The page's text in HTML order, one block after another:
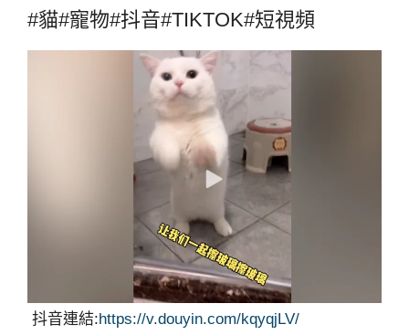
#貓#寵物#抖音#TIKTOK#短視頻
抖音連結:https://v.douyin.com/kqyqjLV/